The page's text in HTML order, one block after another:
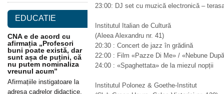
23:00: DJ set cu muzică electronică –
Institutul Italian de Cultură
(Aleea Alexandru nr. 41)
20:30 : Concert de jazz în grădină
22:00 : Film «Pazze Di Me» / «Nebune
24:00 : «Spaghettata» de la miezul nopții
Institutul Polonez & Goethe-Institut
EDUCATIE
CNA e de acord cu
afirmația „Profesori
buni poate există, dar
sunt așa de puțini, că
nu putem nominaliza
vreunul acum”
Afirmațiile instigatoare la
adresa cadrelor didactice,